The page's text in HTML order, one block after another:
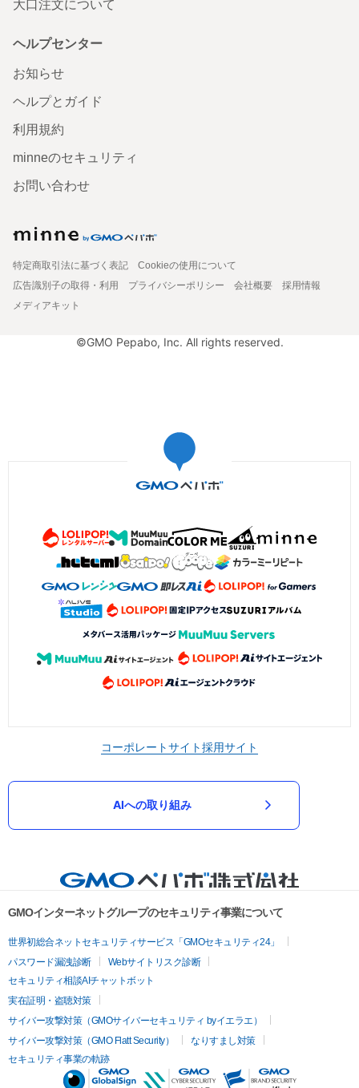
大口注文について
ヘルプセンター
お知らせ
ヘルプとガイド
利用規約
minneのセキュリティ
お問い合わせ
特定商取引法に基づく表記
Cookieの使用について
広告識別子の取得・利用
プライバシーポリシー 会社概要
採用情報
メディアキット
©GMO Pepabo, Inc. All rights reserved.
コーポレートサイト採用サイト
AIへの取り組み
GMOインターネットグループのセキュリティ事業について
世界初総合ネットセキュリティサービス「GMOセキュリティ24」
パスワード漏洩診断
Webサイトリスク診断
セキュリティ相談AIチャットボット
実在証明・盗聴対策
サイバー攻撃対策（GMOサイバーセキュリティ byイエラエ）
サイバー攻撃対策（GMO Flatt Security）
なりすまし対策
セキュリティ事業の軌跡